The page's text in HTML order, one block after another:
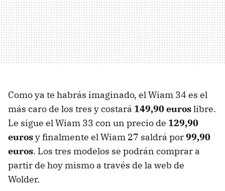
Como ya te habrás imaginado, el Wiam 34 es el
más caro de los tres y costará 149,90 euroslibre.
Le sigue el Wiam 33 con un precio de 129,90
eurosy finalmente el Wiam 27 saldrá por99,90
euros. Los tres modelos se podrán comprar a
partir de hoy mismo a través de la web de
Wolder.